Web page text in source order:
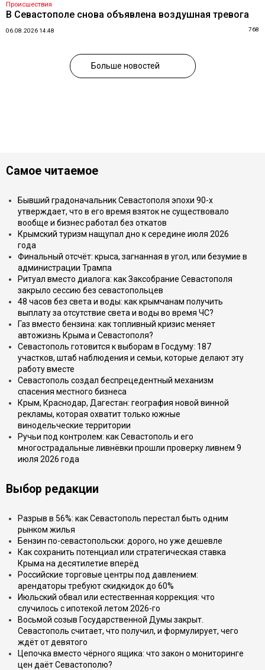
Происшествия
В Севастополе снова объявлена воздушная тревога
06.08.2026 14:48 768
Больше новостей
Самое читаемое
Бывший градоначальник Севастополя эпохи 90-х
утверждает, что в его время взяток не существовало
вообще и бизнес работал без откатов
Крымский туризм нащупал дно к середине июля 2026
года
Финальный отсчёт: крыса, загнанная в угол, или безумие в
администрации Трампа
Ритуал вместо диалога: как Заксобрание Севастополя
закрыло сессию без севастопольцев
48 часов без света и воды: как крымчанам получить
выплату за отсутствие света и воды во время ЧС?
Газ вместо бензина: как топливный кризис меняет
автожизнь Крыма и Севастополя?
Севастополь готовится к выборам в Госдуму: 187
участков, штаб наблюдения и семьи, которые делают эту
работу вместе
Севастополь создал беспрецедентный механизм
спасения местного бизнеса
Крым, Краснодар, Дагестан: география новой винной
рекламы, которая охватит только южные
винодельческие территории
Ручьи под контролем: как Севастополь и его
многострадальные ливнёвки прошли проверку ливнем 9
июля 2026 года
Выбор редакции
Разрыв в 56%: как Севастополь перестал быть одним
рынком жилья
Бензин по-севастопольски: дорого, но уже дешевле
Как сохранить потенциал или стратегическая ставка
Крыма на десятилетие вперёд
Российские торговые центры под давлением:
арендаторы требуют скидкидок до 60%
Июльский обвал или естественная коррекция: что
случилось с ипотекой летом 2026-го
Восьмой созыв Государственной Думы закрыт.
Севастополь считает, что получил, и формулирует, чего
ждёт от девятого
Цепочка вместо чёрного ящика: что закон о мониторинге
цен даёт Севастополю?